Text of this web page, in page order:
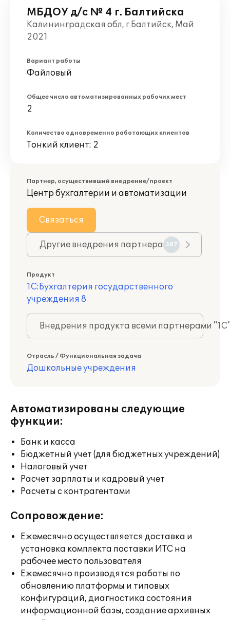
МБДОУ д/с № 4 г. Балтийска
Калининградская обл, г Балтийск, Май
2021
Вариант работы
Файловый
Общее число автоматизированных рабочих мест
2
Количество одновременно работающих клиентов
Тонкий клиент: 2
Партнер, осуществивший внедрение/проект
Центр бухгалтерии и автоматизации
Связаться
Другие внедрения партнера 387
Продукт
1С:Бухгалтерия государственного
учреждения 8
Внедрения продукта всеми партнерами
Отрасль / Функциональная задача
Дошкольные учреждения
Автоматизированы следующие
функции:
Банк и касса
Бюджетный учет (для бюджетных учреждений)
Налоговый учет
Расчет зарплаты и кадровый учет
Расчеты с контрагентами
Сопровождение:
Ежемесячно осуществляется доставка и
установка комплекта поставки ИТС на
рабочее место пользователя
Ежемесячно производятся работы по
обновлению платформы и типовых
конфигураций, диагностика состояния
информационной базы, создание архивных